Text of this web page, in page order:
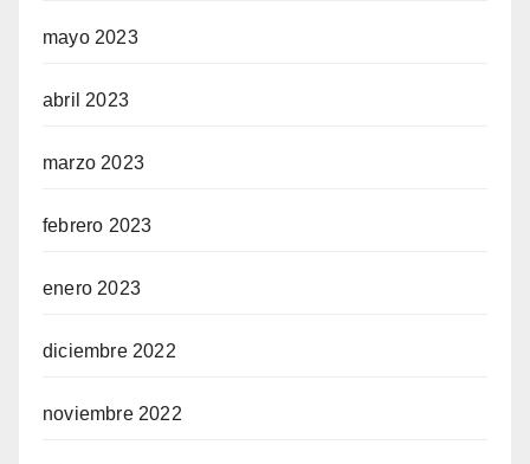
mayo 2023
abril 2023
marzo 2023
febrero 2023
enero 2023
diciembre 2022
noviembre 2022